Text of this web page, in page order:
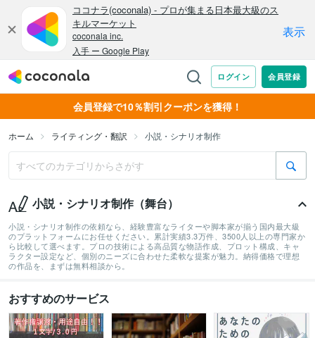
会員登録で10％割引クーポンを獲得！
ホーム ライティング・翻訳 小説・シナリオ制作
小説・シナリオ制作（舞台）
小説・シナリオ制作の依頼なら、経験豊富なライターや脚本家が揃う国内最大級
のプラットフォームにお任せください。累計実績3.3万件、3500人以上の専門家か
ら比較して選べます。プロの技術による高品質な物語作成、プロット構成、キャ
ラクター設定など、個別のニーズに合わせた柔軟な提案が魅力。納得価格で理想
の作品を、まずは無料相談から。
おすすめのサービス